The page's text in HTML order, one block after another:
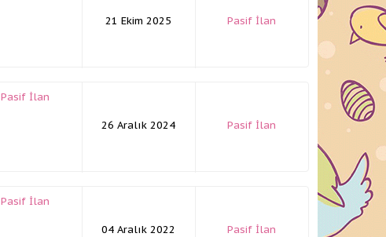
21 Ekim 2025 Pasif İlan
Pasif İlan
26 Aralık 2024 Pasif İlan
Pasif İlan
04 Aralık 2022 Pasif İlan